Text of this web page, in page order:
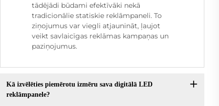
tādējādi būdami efektīvāki nekā
tradicionālie statiskie reklāmpaneli. To
ziņojumus var viegli atjaunināt, ļaujot
veikt savlaicīgas reklāmas kampaņas un
paziņojumus.
Kā izvēlēties piemērotu izmēru sava digitālā LED
reklāmpanele?